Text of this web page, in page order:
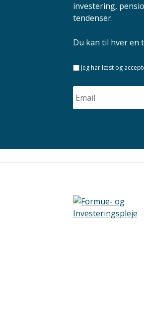
investering,
tendenser.
Du kan til hver en
Jeg har læst og